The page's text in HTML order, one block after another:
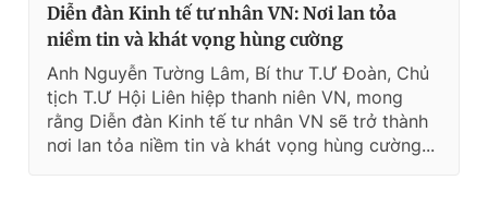
Diễn đàn Kinh tế tư nhân VN: Nơi lan tỏa
niềm tin và khát vọng hùng cường
Anh Nguyễn Tường Lâm, Bí thư T.Ư Đoàn, Chủ
tịch T.Ư Hội Liên hiệp thanh niên VN, mong
rằng Diễn đàn Kinh tế tư nhân VN sẽ trở thành
nơi lan tỏa niềm tin và khát vọng hùng cường...